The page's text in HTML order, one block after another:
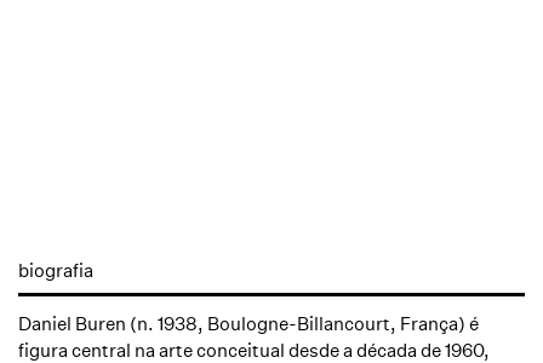
biografia
Daniel Buren (n. 1938, Boulogne-Billancourt, França) é
figura central na arte conceitual desde a década de 1960,